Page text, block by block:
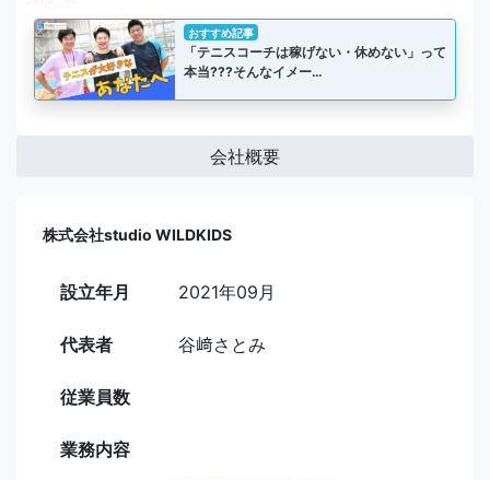
おすすめ記事
「テニスコーチは稼げない・休めない」って
本当???そんなイメー…
会社概要
株式会社studio WILDKIDS
設立年月 2021年09月
代表者 谷﨑さとみ
従業員数
業務内容